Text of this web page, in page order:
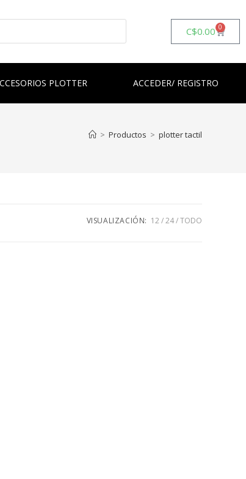
C$0.00 0
PLOTTER ACCEDER/ REGISTRO
> Productos > plotter tactil
VISUALIZACIÓN: 12 24 TODO